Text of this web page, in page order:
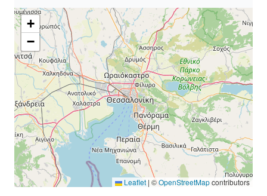
+
−
Leaflet | ©OpenStreetMapcontributors